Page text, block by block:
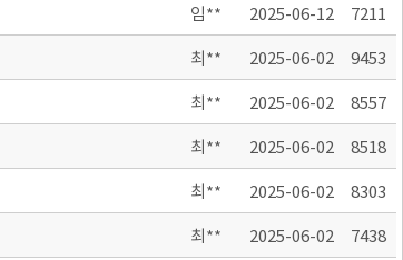
임** 2025-06-12
7211
최** 2025-06-02
9453
최** 2025-06-02
8557
최** 2025-06-02
8518
최** 2025-06-02
8303
최** 2025-06-02
7438